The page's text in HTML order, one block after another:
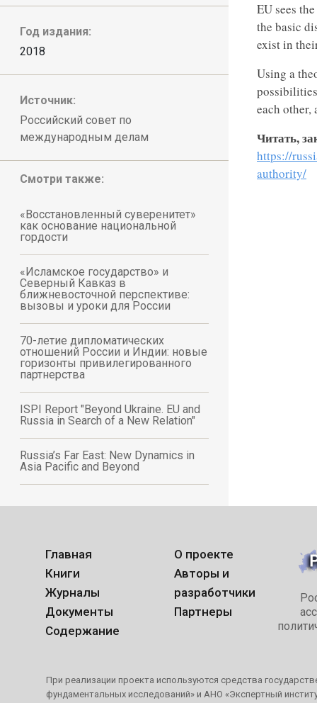
Год издания:
2018
Источник:
Российский совет по
международным делам
Смотри также:
«Восстановленный суверенитет»
как основание национальной
гордости
«Исламское государство» и
Северный Кавказ в
ближневосточной перспективе:
вызовы и уроки для России
70-летие дипломатических
отношений России и Индии: новые
горизонты привилегированного
партнерства
ISPI Report "Beyond Ukraine. EU and
Russia in Search of a New Relation"
Russia’s Far East: New Dynamics in
Asia Pacific and Beyond
EU sees
the basic
exist in
Using a
each
Читать,
https://
authority/
Главная
Книги
Журналы
Документы
Содержание
О проекте
Авторы и
разработчики
Партнеры
При реализации проекта используются средства
фундаментальных исследований» и АНО «Экспертный